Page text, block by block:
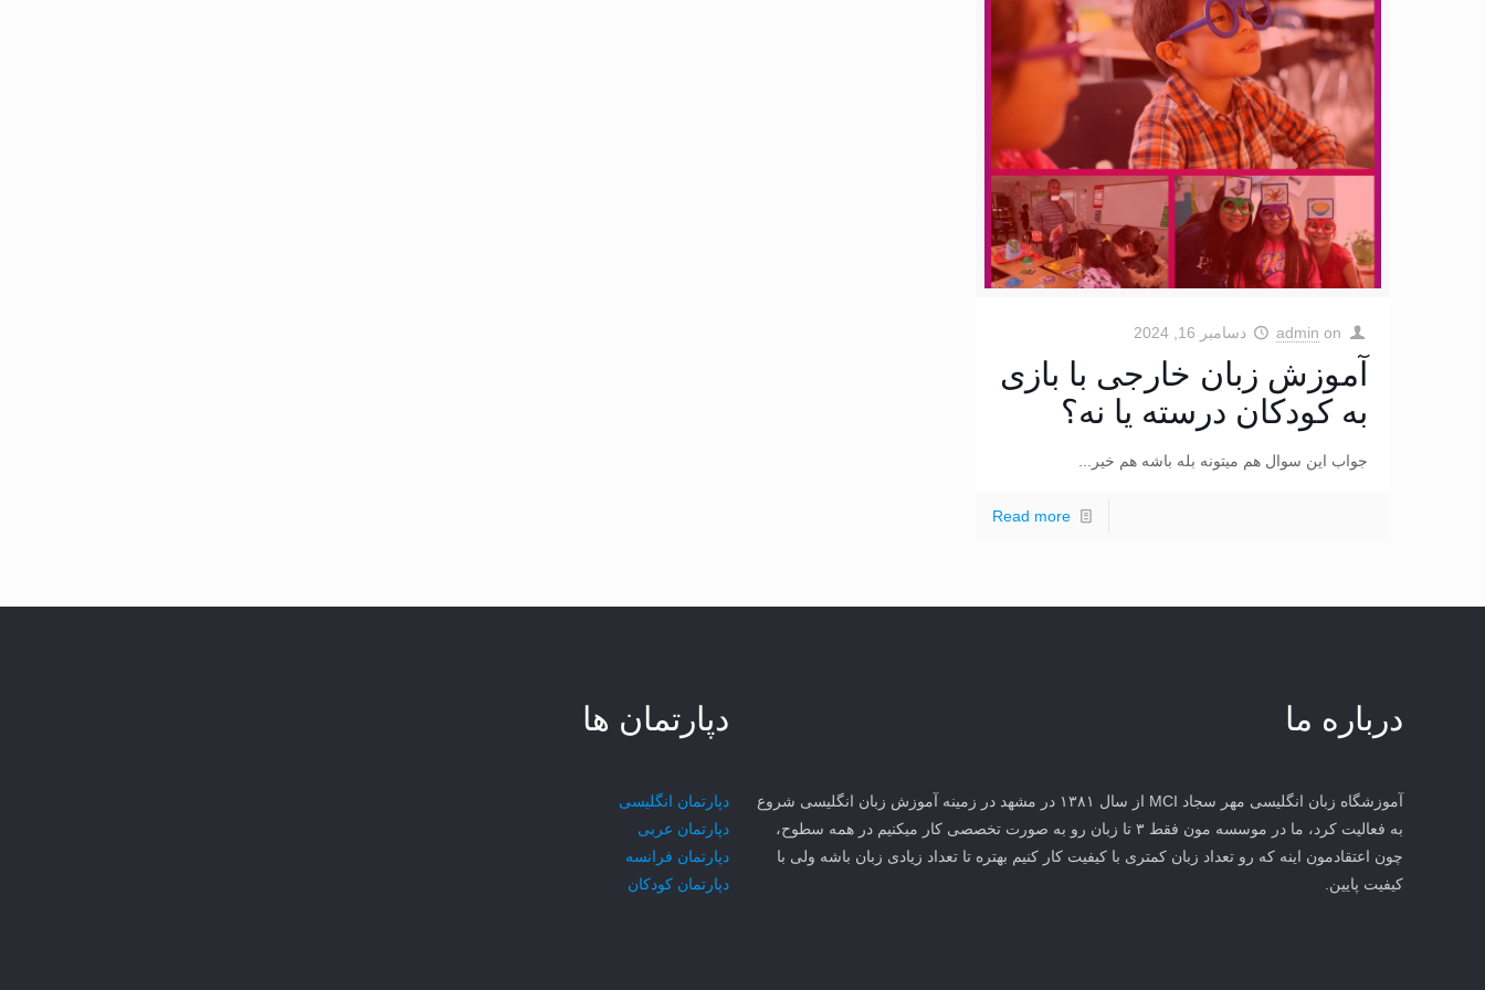
admin on دسامبر 16, 2024
آموزش زبان خارجی با بازی
به کودکان درسته یا نه؟
جواب این سوال هم میتونه بله باشه هم خیر...
Read more
درباره ما
آموزشگاه زبان انگلیسی مهر سجاد MCI از سال ۱۳۸۱ در مشهد در زمینه آموزش زبان انگلیسی شروع
به فعالیت کرد، ما در موسسه مون فقط ۳ تا زبان رو به صورت تخصصی کار میکنیم در همه سطوح،
چون اعتقادمون اینه که رو تعداد زبان کمتری با کیفیت کار کنیم بهتره تا تعداد زیادی زبان باشه ولی با
کیفیت پایین.
دپارتمان ها
دپارتمان انگلیسی
دپارتمان عربی
دپارتمان فرانسه
دپارتمان کودکان